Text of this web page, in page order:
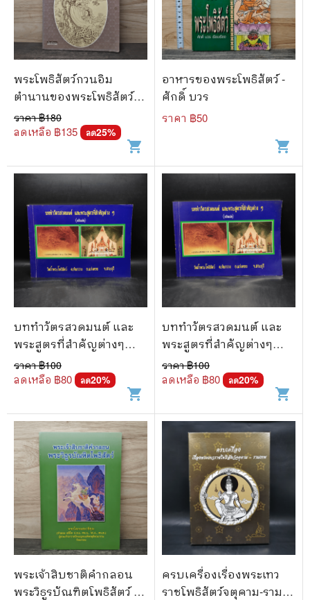
พระโพธิสัตว์กวนอิม
ตำนานของพระโพธิสัตว์ผู้
เปี่ยมด้วยความเมตตา
กรุณา - วิยะดา ทองมิตร,
ราคา ฿180
ลดเหลือ ฿135 ลด25%
shopping_cart
อาหารของพระโพธิสัตว์ -
ศักดิ์ บวร
ราคา ฿50
shopping_cart
บททำวัตรสวดมนต์ และ
พระสูตรที่สำคัญต่างๆ
(ฉบับแปล) วัดถ้ำพระ
โพธิสัตว์
ราคา ฿100
ลดเหลือ ฿80 ลด20%
shopping_cart
บททำวัตรสวดมนต์ และ
พระสูตรที่สำคัญต่างๆ
(ฉบับแปล) วัดถ้ำพระ
โพธิสัตว์
ราคา ฿100
ลดเหลือ ฿80 ลด20%
shopping_cart
พระเจ้าสิบชาติคำกลอน
พระวิธูรบัณฑิตโพธิสัตว์ -
ครบเครื่องเรื่องพระเทว
ราชโพธิสัตว์จตุคาม-ราม